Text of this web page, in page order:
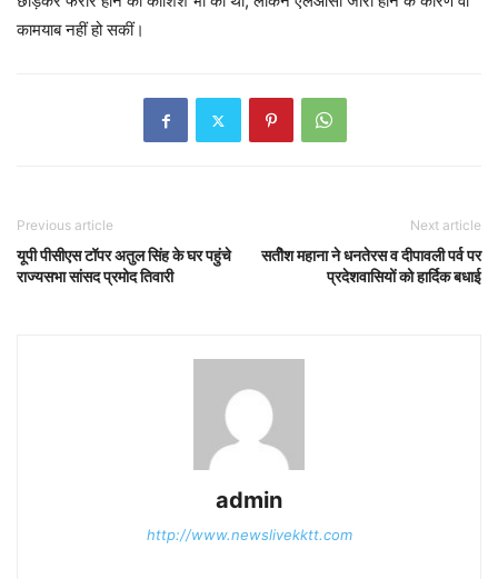
कामयाब नहीं हो सकीं।
Previous article
यूपी पीसीएस टॉपर अतुल सिंह के घर पहुंचे
राज्यसभा सांसद प्रमोद तिवारी
Next article
सतीेश महाना ने धनतेरस व दीपावली पर्व पर
प्रदेशवासियों को हार्दिक बधाई
admin
http://www.newslivekktt.com